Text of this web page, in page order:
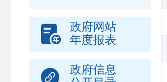

政府网站
年度报表

政府信息